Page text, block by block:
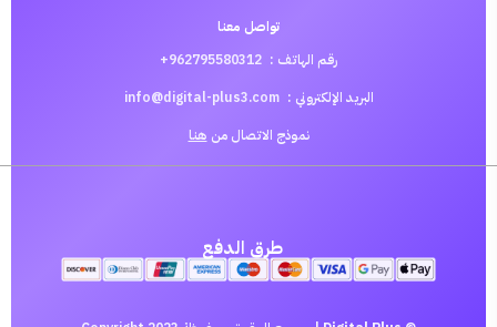
تواصل معنا
رقم الهاتف : 962795580312+
البريد الإلكتروني : info@digital-plus3.com
نموذج الاتصال من هنا
طرق الدفع